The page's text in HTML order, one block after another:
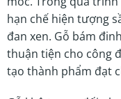
hạn chế hiện tượng
đan xen. Gỗ bám
thuận tiện cho công
tạo thành phẩm đạt